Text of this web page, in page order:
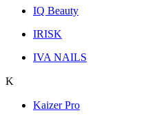
IQ Beauty
IRISK
IVA NAILS
K
Kaizer Pro